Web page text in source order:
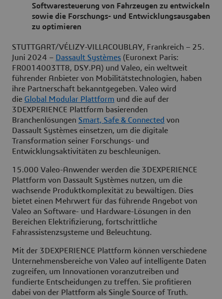
Softwaresteuerung von Fahrzeugen zu entwickeln
sowie die Forschungs- und Entwicklungsausgaben
zu optimieren
STUTTGART/VÉLIZY-VILLACOUBLAY, Frankreich – 25.
Juni 2024 – Dassault Systèmes (Euronext Paris:
FR0014003TT8, DSY.PA) und Valeo, ein weltweit
führender Anbieter von Mobilitätstechnologien, haben
ihre Partnerschaft bekanntgegeben. Valeo wird
die Global Modular Plattform und die auf der
3DEXPERIENCE Plattform basierenden
Branchenlösungen Smart, Safe & Connected von
Dassault Systèmes einsetzen, um die digitale
Transformation seiner Forschungs- und
Entwicklungsaktivitäten zu beschleunigen.
15.000 Valeo-Anwender werden die 3DEXPERIENCE
Plattform von Dassault Systèmes nutzen, um die
wachsende Produktkomplexität zu bewältigen. Dies
bietet einen Mehrwert für das führende Angebot von
Valeo an Software- und Hardware-Lösungen in den
Bereichen Elektrifizierung, fortschrittliche
Fahrassistenzsysteme und Beleuchtung.
Mit der 3DEXPERIENCE Plattform können verschiedene
Unternehmensbereiche von Valeo auf intelligente Daten
zugreifen, um Innovationen voranzutreiben und
fundierte Entscheidungen zu treffen. Sie profitieren
dabei von der Plattform als Single Source of Truth.